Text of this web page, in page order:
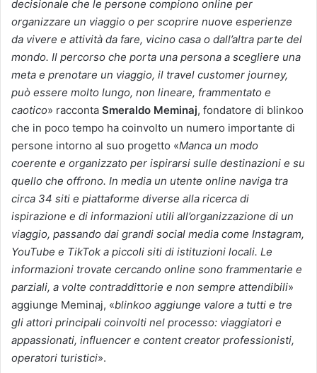
decisionale che le persone compiono online per
organizzare un viaggio o per scoprire nuove esperienze
da vivere e attività da fare, vicino casa o dall’altra parte del
mondo. Il percorso che porta una persona a scegliere una
meta e prenotare un viaggio, il travel customer journey,
può essere molto lungo, non lineare, frammentato e
caotico» racconta Smeraldo Meminaj, fondatore di blinkoo
che in poco tempo ha coinvolto un numero importante di
persone intorno al suo progetto «Manca un modo
coerente e organizzato per ispirarsi sulle destinazioni e su
quello che offrono. In media un utente online naviga tra
circa 34 siti e piattaforme diverse alla ricerca di
ispirazione e di informazioni utili all’organizzazione di un
viaggio, passando dai grandi social media come Instagram,
YouTube e TikTok a piccoli siti di istituzioni locali. Le
informazioni trovate cercando online sono frammentarie e
parziali, a volte contraddittorie e non sempre attendibili»
aggiunge Meminaj, «blinkoo aggiunge valore a tutti e tre
gli attori principali coinvolti nel processo: viaggiatori e
appassionati, influencer e content creator professionisti,
operatori turistici».